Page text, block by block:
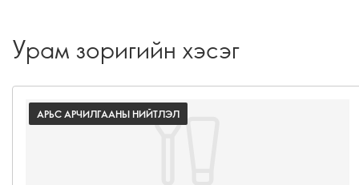
Урам зоригийн хэсэг
АРЬС АРЧИЛГААНЫ НИЙТЛЭЛ